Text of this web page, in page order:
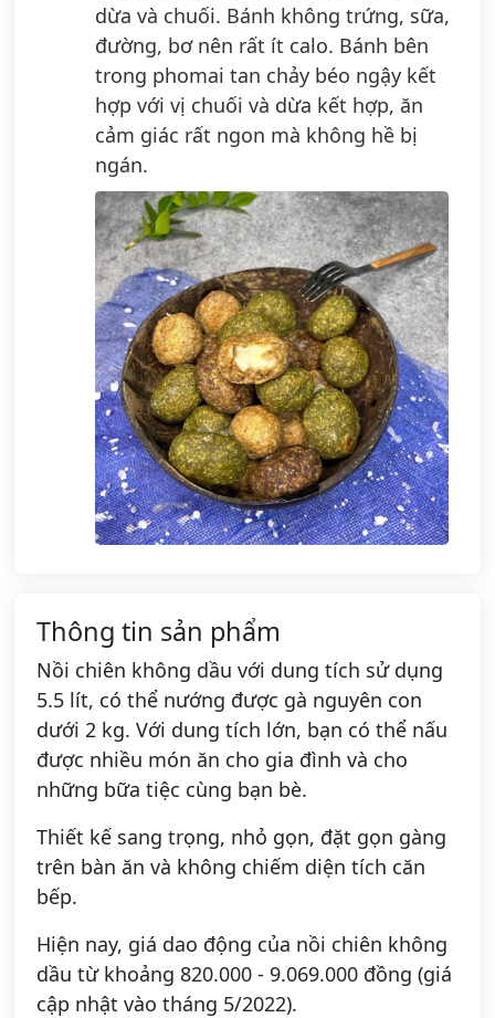
dừa và chuối. Bánh không trứng, sữa,
đường, bơ nên rất ít calo. Bánh bên
trong phomai tan chảy béo ngậy kết
hợp với vị chuối và dừa kết hợp, ăn
cảm giác rất ngon mà không hề bị
ngán.
Thông tin sản phẩm
Nồi chiên không dầu với dung tích sử dụng
5.5 lít, có thể nướng được gà nguyên con
dưới 2 kg. Với dung tích lớn, bạn có thể nấu
được nhiều món ăn cho gia đình và cho
những bữa tiệc cùng bạn bè.
Thiết kế sang trọng, nhỏ gọn, đặt gọn gàng
trên bàn ăn và không chiếm diện tích căn
bếp.
Hiện nay, giá dao động của nồi chiên không
dầu từ khoảng 820.000 - 9.069.000 đồng (giá
cập nhật vào tháng 5/2022).